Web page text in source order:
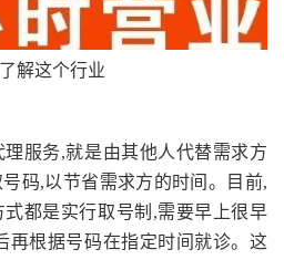
解这个行业
服务,就是由其他人代替需求方
码,以节省需求方的时间。目前,
都是实行取号制,需要早上很早
再根据号码在指定时间就诊。这